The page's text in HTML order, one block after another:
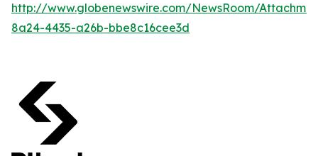
http://www.globenewswire.com/NewsRoom/
8a24-4435-a26b-bbe8c16cee3d